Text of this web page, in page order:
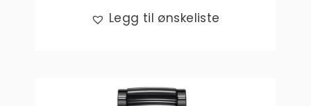
Legg til ønskeliste